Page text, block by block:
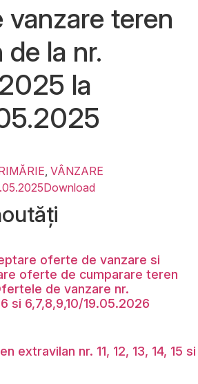
teren
la nr.
la
VÂNZARE
Download
oferte de vanzare si
oferte de cumparare teren
de vanzare nr.
si 6,7,8,9,10/19.05.2026
extravilan nr. 11, 12, 13, 14, 15 si